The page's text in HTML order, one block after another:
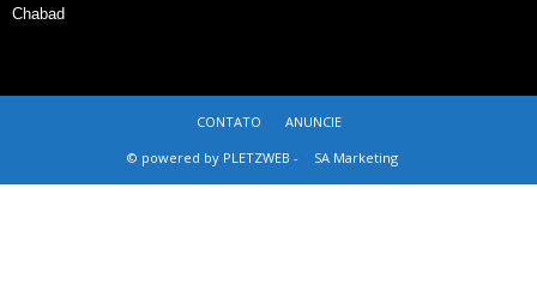
Chabad
CONTATO
ANUNCIE
© powered by PLETZWEB -
SA Marketing